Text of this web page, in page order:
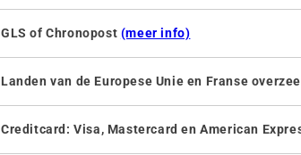
GLS of Chronopost (meer info)
Landen van de Europese Unie en Franse
Creditcard: Visa, Mastercard en American